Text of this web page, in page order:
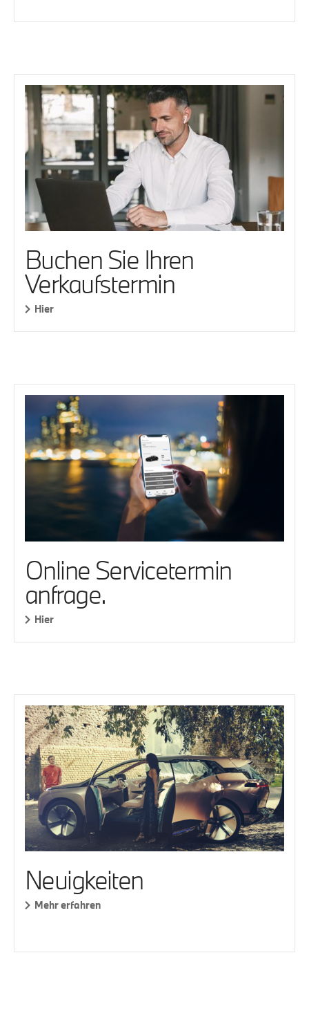
Buchen Sie Ihren
Verkaufstermin
Hier
Online Servicetermin
anfrage.
Hier
Neuigkeiten
Mehr erfahren